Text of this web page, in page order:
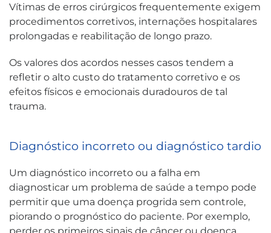
Vítimas de erros cirúrgicos frequentemente exigem
procedimentos corretivos, internações hospitalares
prolongadas e reabilitação de longo prazo.
Os valores dos acordos nesses casos tendem a
refletir o alto custo do tratamento corretivo e os
efeitos físicos e emocionais duradouros de tal
trauma.
Diagnóstico incorreto ou diagnóstico tardio
Um diagnóstico incorreto ou a falha em
diagnosticar um problema de saúde a tempo pode
permitir que uma doença progrida sem controle,
piorando o prognóstico do paciente. Por exemplo,
perder os primeiros sinais de câncer ou doença